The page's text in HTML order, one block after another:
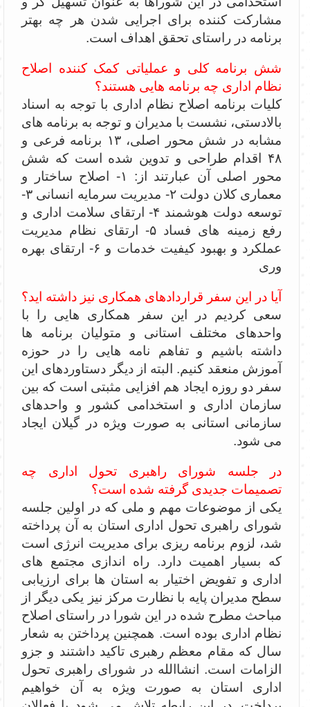
مشارکت کننده برای اجرایی شدن هر چه بهتر
برنامه در راستای تحقق اهداف است.
شش برنامه کلی و عملیاتی کمک کننده اصلاح
نظام اداری چه برنامه هایی هستند؟
کلیات برنامه اصلاح نظام اداری با توجه به اسناد
بالادستی، نشست با مدیران و توجه به برنامه های
مشابه در شش محور اصلی، ۱۳ برنامه فرعی و
۴۸ اقدام طراحی و تدوین شده است که شش
محور اصلی آن عبارتند از: ۱- اصلاح ساختار و
معماری کلان دولت ۲- مدیریت سرمایه انسانی ۳-
توسعه دولت هوشمند ۴- ارتقای سلامت اداری و
رفع زمینه های فساد ۵- ارتقای نظام مدیریت
عملکرد و بهبود کیفیت خدمات و ۶- ارتقای بهره
وری
آیا در این سفر قراردادهای همکاری نیز داشته اید؟
سعی کردیم در این سفر همکاری هایی را با
واحدهای مختلف استانی و متولیان برنامه ها
داشته باشیم و تفاهم نامه هایی را در حوزه
آموزش منعقد کنیم. البته از دیگر دستاوردهای این
سفر دو روزه ایجاد هم افزایی مثبتی است که بین
سازمان اداری و استخدامی کشور و واحدهای
سازمانی استانی به صورت ویژه در گیلان ایجاد
می شود.
در جلسه شورای راهبری تحول اداری چه
تصمیمات جدیدی گرفته شده است؟
یکی از موضوعات مهم و ملی که در اولین جلسه
شورای راهبری تحول اداری استان به آن پرداخته
شد، لزوم برنامه ریزی برای مدیریت انرژی است
که بسیار اهمیت دارد. راه اندازی مجتمع های
اداری و تفویض اختیار به استان ها برای ارزیابی
سطح مدیران پایه با نظارت مرکز نیز یکی دیگر از
مباحث مطرح شده در این شورا در راستای اصلاح
نظام اداری بوده است. همچنین پرداختن به شعار
سال که مقام معظم رهبری تاکید داشتند و جزو
الزامات است. انشاالله در شورای راهبری تحول
اداری استان به صورت ویژه به آن خواهیم